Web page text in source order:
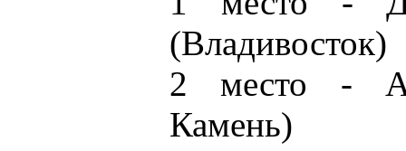
(Владивосток)
2 место -
Камень)